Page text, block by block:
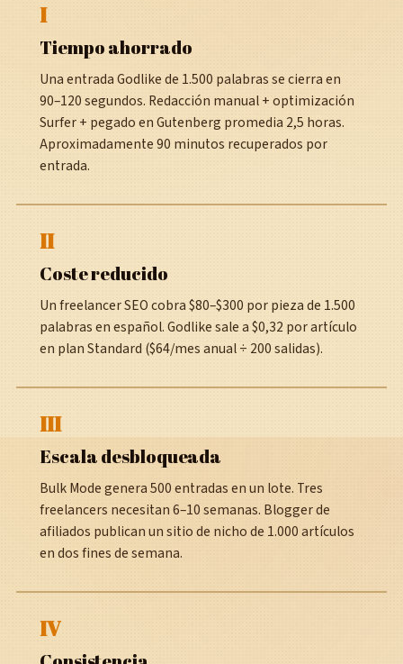
I
Tiempo ahorrado
Una entrada Godlike de 1.500 palabras se cierra en
90–120 segundos. Redacción manual + optimización
Surfer + pegado en Gutenberg promedia 2,5 horas.
Aproximadamente 90 minutos recuperados por
entrada.
II
Coste reducido
Un freelancer SEO cobra $80–$300 por pieza de 1.500
palabras en español. Godlike sale a $0,32 por artículo
en plan Standard ($64/mes anual ÷ 200 salidas).
III
Escala desbloqueada
Bulk Mode genera 500 entradas en un lote. Tres
freelancers necesitan 6–10 semanas. Blogger de
afiliados publican un sitio de nicho de 1.000 artículos
en dos fines de semana.
IV